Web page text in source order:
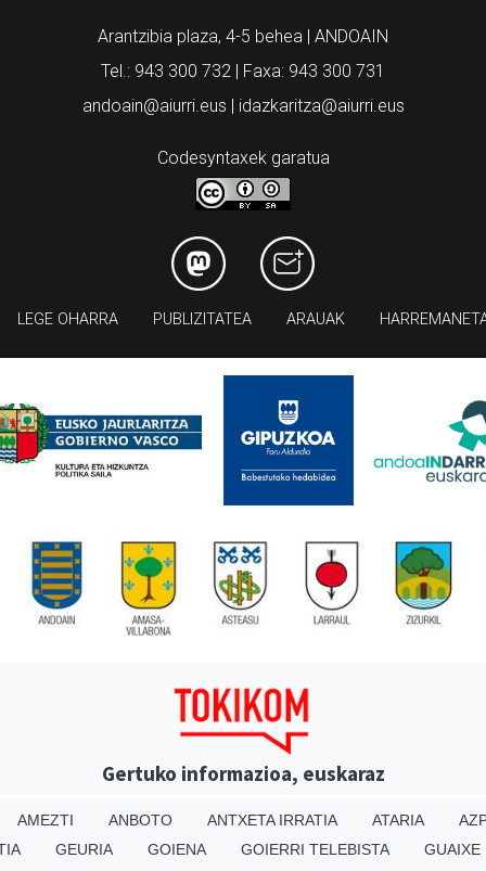
Arantzibia plaza, 4-5 behea | ANDOAIN
Tel.: 943 300 732 | Faxa: 943 300 731
andoain@aiurri.eus | idazkaritza@aiurri.eus
Codesyntaxek garatua
LEGE OHARRA PUBLIZITATEA ARAUAK
Gertuko informazioa, euskaraz
AMEZTI ANBOTO ANTXETA IRRATIA ATARIA
GEURIA GOIENA GOIERRI TELEBISTA GUAIXE